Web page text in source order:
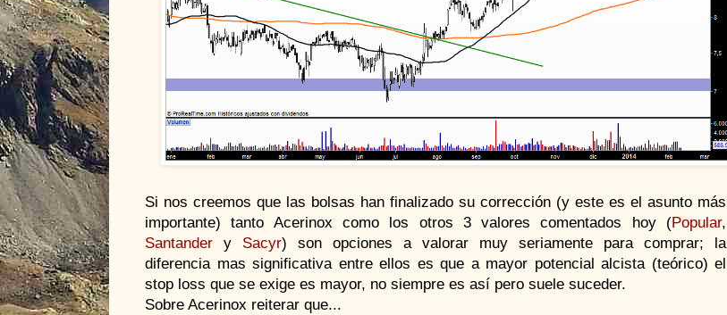
Si nos creemos que las bolsas han finalizado su corrección (y este es el asunto más
importante) tanto Acerinox como los otros 3 valores comentados hoy (Popular,
Santander y Sacyr) son opciones a valorar muy seriamente para comprar; la
diferencia mas significativa entre ellos es que a mayor potencial alcista (teórico) el
stop loss que se exige es mayor, no siempre es así pero suele suceder.
Sobre Acerinox reiterar que...